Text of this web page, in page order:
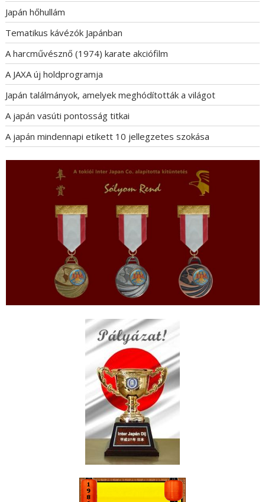
Japán hőhullám
Tematikus kávézók Japánban
A harcművésznő (1974) karate akciófilm
A JAXA új holdprogramja
Japán találmányok, amelyek meghódították a világot
A japán vasúti pontosság titkai
A japán mindennapi etikett 10 jellegzetes szokása